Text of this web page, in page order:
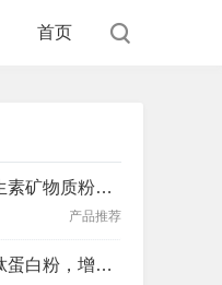
首页
纽崔莱多种维生素矿物质粉，小金粉守护全天健康活力
产品推荐
纽崔莱植物双肽蛋白粉，增肌补充蛋白质好帮手